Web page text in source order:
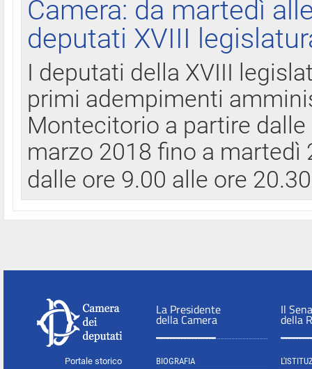
Camera: da martedì
deputati XVIII
I deputati della XVIII
primi adempimenti
Montecitorio a partire
marzo 2018 fino a
dalle ore 9.00 alle ore
Portale storico
La Presidente
della Camera
BIOGRAFIA
Il
della